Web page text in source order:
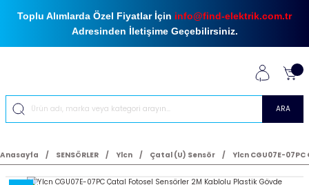
Toplu Alımlarda Özel Fiyatlar İçin info@find-elektrik.com.tr
Adresinden İletişime Geçebilirsiniz.
ARA
Anasayfa SENSÖRLER Ylcn Çatal (U) Sensör Ylcn CGU07E-